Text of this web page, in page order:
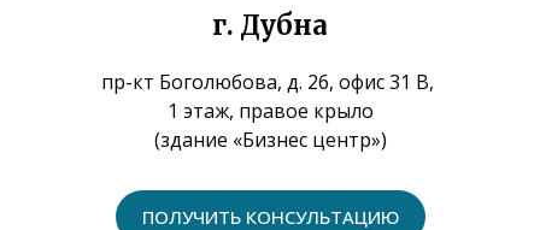
г. Дубна
пр-кт Боголюбова, д. 26, офис 31 В,
1 этаж, правое крыло
(здание «Бизнес центр»)
ПОЛУЧИТЬ КОНСУЛЬТАЦИЮ